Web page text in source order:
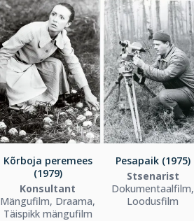
Kõrboja peremees
(1979)
Konsultant
Mängufilm, Draama,
Täispikk mängufilm
Pesapaik (1975)
Stsenarist
Dokumentaalfilm,
Loodusfilm